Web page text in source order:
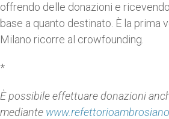
offrendo delle donazioni e
base a quanto destinato. È la prima
Milano ricorre al crowfounding.
*
È possibile effettuare donazioni
mediante